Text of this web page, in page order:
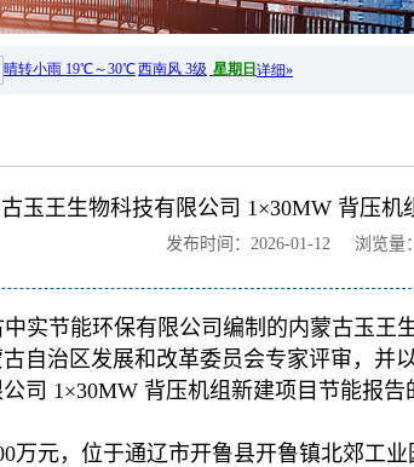
玉王生物科技有限公司 1×30MW 背压
发布时间：2026-01-12 浏览量：
实节能环保有限公司编制的内蒙古玉王
自治区发展和改革委员会专家评审，并
司 1×30MW 背压机组新建项目节能报
万元，位于通辽市开鲁县开鲁镇北郊工